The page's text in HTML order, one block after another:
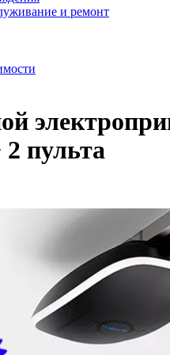
и ремонт
пульта